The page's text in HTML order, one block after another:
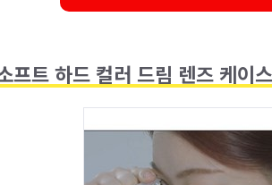
프트 하드 컬러 드림 렌즈 케이